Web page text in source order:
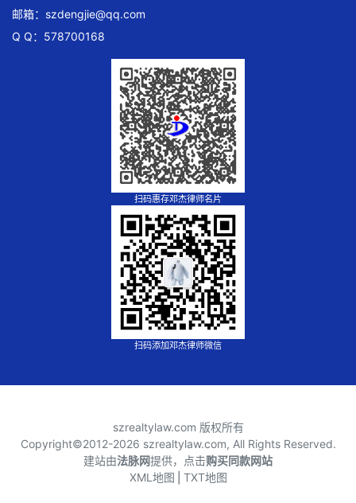
邮箱： szdengjie@qq.com
Q Q：578700168
扫码惠存邓杰律师名片
扫码添加邓杰律师微信
szrealtylaw.com 版权所有
Copyright©2012-2026 szrealtylaw.com, All Rights Reserved.
建站由法脉网提供，点击购买同款网站
XML地图 TXT地图